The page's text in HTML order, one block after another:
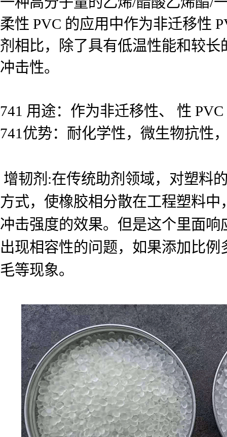
柔性 PVC 的应用中作为非迁移性
剂相比，除了具有低温性能和较
冲击性。
741 用途：作为非迁移性、 性
741优势：耐化学性，微生物抗性
增韧剂:在传统助剂领域，对塑料
方式，使橡胶相分散在工程塑料
冲击强度的效果。但是这个里面
出现相容性的问题，如果添加比
毛等现象。